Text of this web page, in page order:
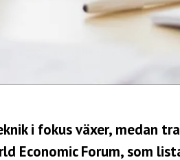
i fokus växer, medan
Economic Forum, som